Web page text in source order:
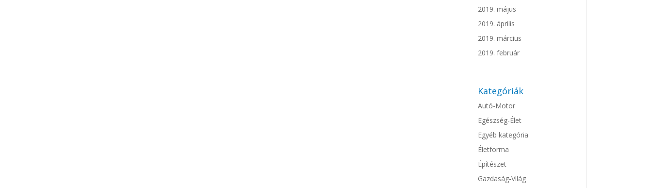
2019. május
2019. április
2019. március
2019. február
Kategóriák
Autó-Motor
Egészség-Élet
Egyéb kategória
Életforma
Építészet
Gazdaság-Világ